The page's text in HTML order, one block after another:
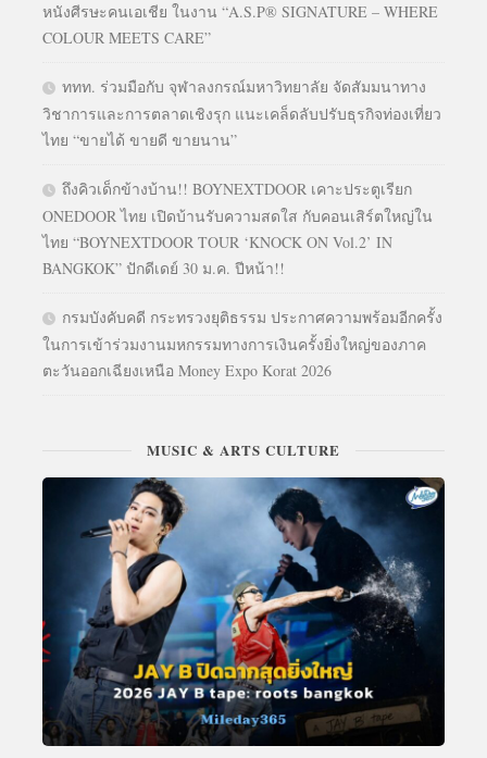
หนังศีรษะคนเอเชีย ในงาน “A.S.P® SIGNATURE – WHERE
COLOUR MEETS CARE”
ททท. ร่วมมือกับ จุฬาลงกรณ์มหาวิทยาลัย จัดสัมมนาทาง
วิชาการและการตลาดเชิงรุก แนะเคล็ดลับปรับธุรกิจท่องเที่ยว
ไทย “ขายได้ ขายดี ขายนาน”
ถึงคิวเด็กข้างบ้าน!! BOYNEXTDOOR เคาะประตูเรียก
ONEDOOR ไทย เปิดบ้านรับความสดใส กับคอนเสิร์ตใหญ่ใน
ไทย “BOYNEXTDOOR TOUR ‘KNOCK ON Vol.2’ IN
BANGKOK” ปักดีเดย์ 30 ม.ค. ปีหน้า!!
กรมบังคับคดี กระทรวงยุติธรรม ประกาศความพร้อมอีกครั้ง
ในการเข้าร่วมงานมหกรรมทางการเงินครั้งยิ่งใหญ่ของภาค
ตะวันออกเฉียงเหนือ Money Expo Korat 2026
MUSIC & ARTS CULTURE